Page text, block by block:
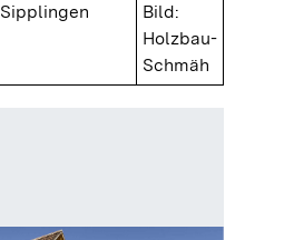
Sipplingen
Bild:
Holzbau-
Schmäh